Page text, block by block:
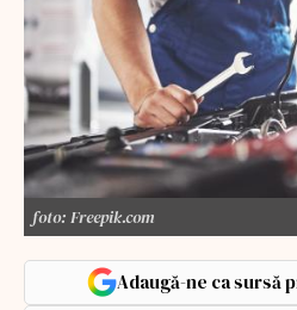
foto: Freepik.com
Adaugă-ne ca sursă